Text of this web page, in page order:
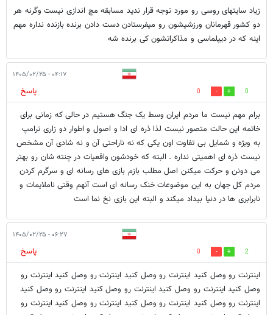
زیاد سایتهای روسی رو مورد توجه قرار ندید مسابقه مچ اندازی نیست وگرنه هر
دو کشور قهرمانان ورزشیشون رو میفرستادن دست دادن برنده بازنده نداره مهم
اینه که در دیپلماسی و مذاکراتشون کی برنده شه
۰۴:۱۷ - ۱۴۰۵/۰۲/۲۵
0
0
پاسخ
برام مهم نیست ما مردم ایران وسط یک جنگ هستیم در حالی که زمانی برای
خاتمه این حالت متصور نیست لذا ذره ای ادا و اصول و اطوار دو زاری ترامپ
به ویژه و شمایل بی تفاوت اون یکی که نه ناراحتی آن و نه شادی آن مشخص
نیست ذره ای اهمیتی نداره . البته که خودشون واقعیات در چنته شان رو بهتر
می دونن و حرکت میکنن اصل مطلب بازم بازی های رسانه ای و سرگرم کردن
مردم کل جهان به این موضوعات خنک رسانه ای است آنهم وقتی ناملایمات و
نابرابری ها در دنیا بیداد میکند و البته این بازی نخ نما است
۰۶:۲۷ - ۱۴۰۵/۰۲/۲۵
2
0
پاسخ
اینترنت رو وصل کنید اینترنت رو وصل کنید اینترنت رو وصل کنید اینترنت رو
وصل کنید اینترنت رو وصل کنید اینترنت رو وصل کنید اینترنت رو وصل کنید
اینترنت رو وصل کنید اینترنت رو وصل کنید اینترنت رو وصل کنید اینترنت رو